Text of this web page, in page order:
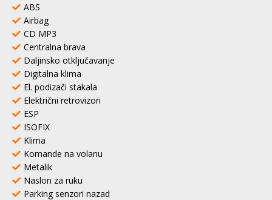
ABS
Airbag
CD MP3
Centralna brava
Daljinsko otključavanje
Digitalna klima
El. podizači stakala
Električni retrovizori
ESP
ISOFIX
Klima
Komande na volanu
Metalik
Naslon za ruku
Parking senzori nazad